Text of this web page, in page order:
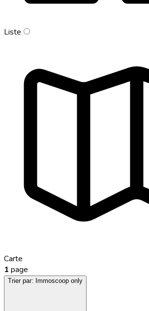
Liste
Carte
1 page
Trier par: Immoscoop only